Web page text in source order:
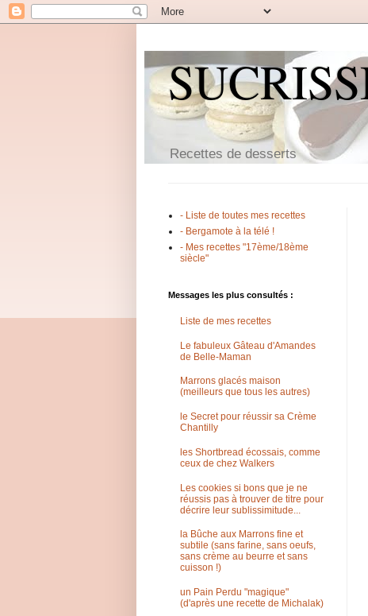
Recettes de desserts
- Liste de toutes mes recettes
- Bergamote à la télé !
- Mes recettes "17ème/18ème
siècle"
Messages les plus consultés :
Liste de mes recettes
Le fabuleux Gâteau d'Amandes
de Belle-Maman
Marrons glacés maison
(meilleurs que tous les autres)
le Secret pour réussir sa Crème
Chantilly
les Shortbread écossais, comme
ceux de chez Walkers
Les cookies si bons que je ne
réussis pas à trouver de titre pour
décrire leur sublissimitude...
la Bûche aux Marrons fine et
subtile (sans farine, sans oeufs,
sans crème au beurre et sans
cuisson !)
un Pain Perdu "magique"
(d'après une recette de Michalak)